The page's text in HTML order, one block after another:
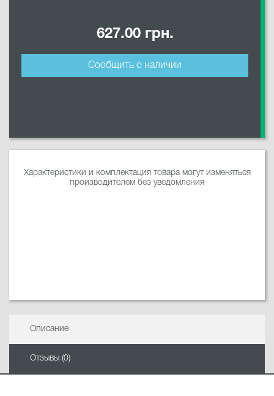
627.00 грн.
Сообщить о наличии
Характеристики и комплектация товара могут изменяться
производителем без уведомления
Описание
Отзывы (0)